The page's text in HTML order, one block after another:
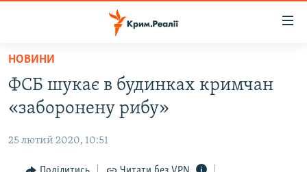
Перейти
основного
матеріалу
до
ВОДА.КРИМ
ВІДЕО ТА ФОТО
ПОЛІТИКА
НОВИНИ
ФСБ шукає в будинках кримчан
«заборонену рибу»
25 лютий 2020, 10:51